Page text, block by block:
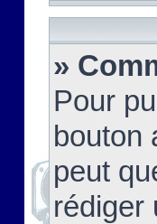
»
Pour
bouton
peut
rédiger